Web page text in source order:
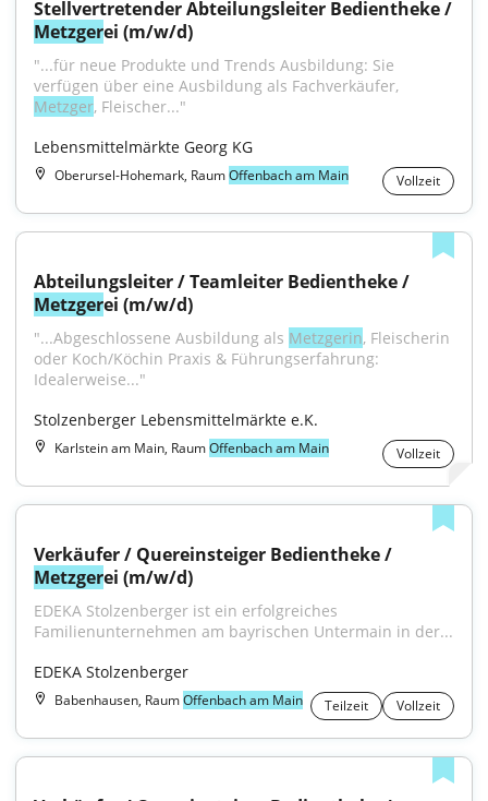
Metzgerei (m/w/d)
"...für neue Produkte und Trends Ausbildung: Sie
Metzger, Fleischer..."
Lebensmittelmärkte Georg KG
Oberursel-Hohemark, RaumOffenbach am Main Vollzeit
Metzgerei (m/w/d)
"...Abgeschlossene Ausbildung als Metzgerin, Fleischerin
oder Koch/Köchin Praxis & Führungserfahrung:
Idealerweise..."
Stolzenberger Lebensmittelmärkte e.K.
Karlstein am Main, RaumOffenbach am Main Vollzeit
Metzgerei (m/w/d)
EDEKA Stolzenberger ist ein erfolgreiches
Familienunternehmen am bayrischen Untermain in der...
EDEKA Stolzenberger
Babenhausen, RaumOffenbach am Main Teilzeit Vollzeit